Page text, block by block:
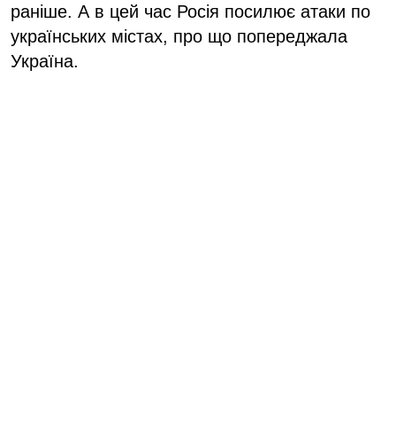
раніше. А в цей час Росія посилює атаки по
українських містах, про що попереджала
Україна.